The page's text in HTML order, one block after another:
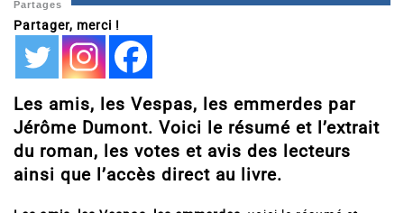
Partager, merci !
Les amis, les Vespas, les emmerdes par
Jérôme Dumont. Voici le résumé et l’extrait
du roman, les votes et avis des lecteurs
ainsi que l’accès direct au livre.